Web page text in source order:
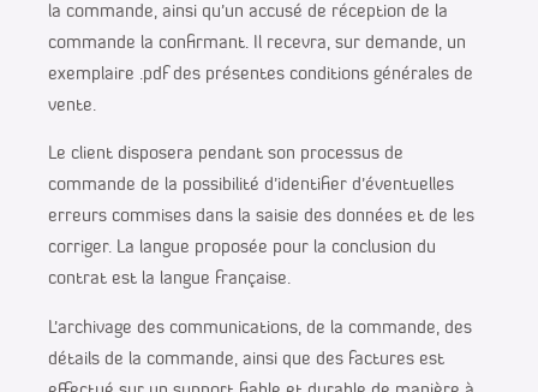
la commande, ainsi qu’un accusé de réception de la
commande la confirmant. Il recevra, sur demande, un
exemplaire .pdf des présentes conditions générales de
vente.
Le client disposera pendant son processus de
commande de la possibilité d’identifier d’éventuelles
erreurs commises dans la saisie des données et de les
corriger. La langue proposée pour la conclusion du
contrat est la langue française.
L’archivage des communications, de la commande, des
détails de la commande, ainsi que des factures est